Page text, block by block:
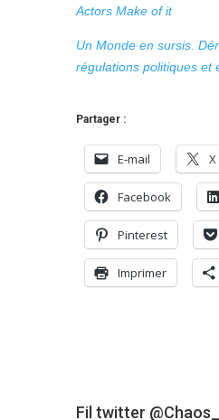
Actors Make of it
Un Monde en sursis.
régulations politiques et
Partager :
E-mail X
Facebook
Pinterest
Imprimer
Fil twitter